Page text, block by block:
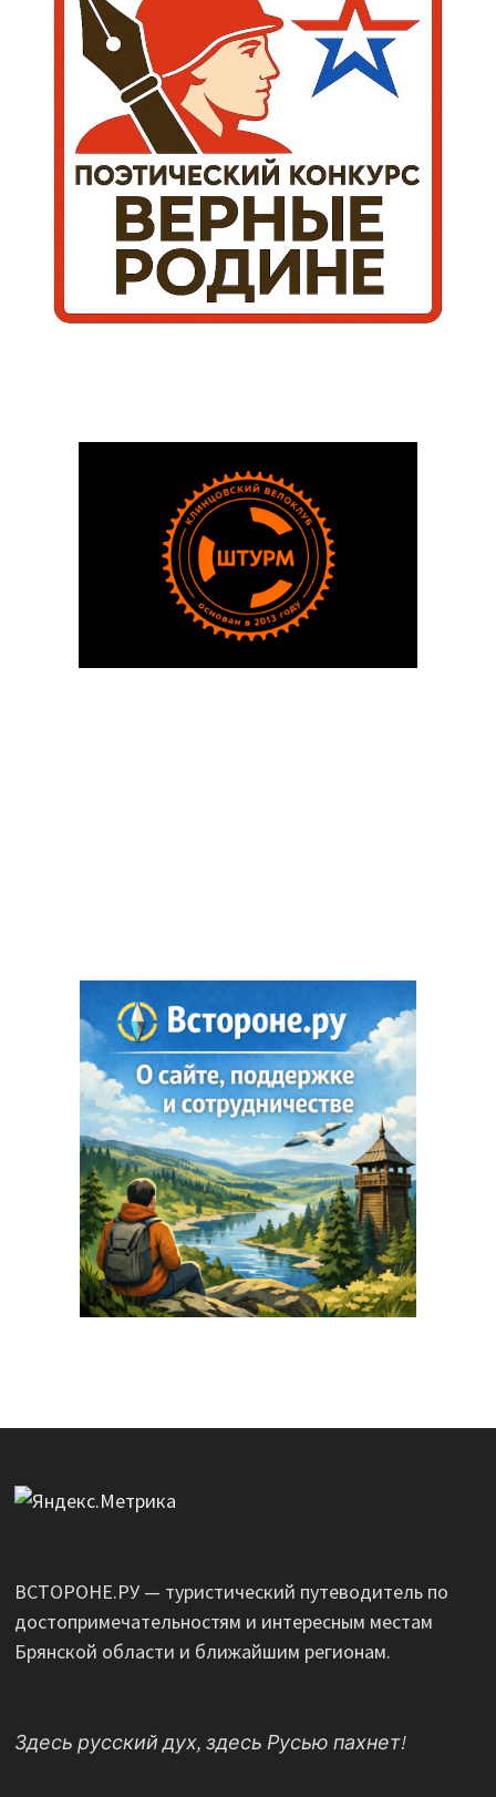
ВСТОРОНЕ.РУ — туристический путеводитель по
достопримечательностям и интересным местам
Брянской области и ближайшим регионам.
Здесь русский дух, здесь Русью пахнет!